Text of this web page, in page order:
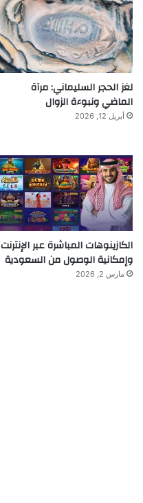
لغز الحجر السليماني: مرآة
الماضي ونبوءة الزوال
أبريل 12, 2026
الكازينوهات المباشرة عبر الإنترنت
وإمكانية الوصول من السعودية
مارس 2, 2026